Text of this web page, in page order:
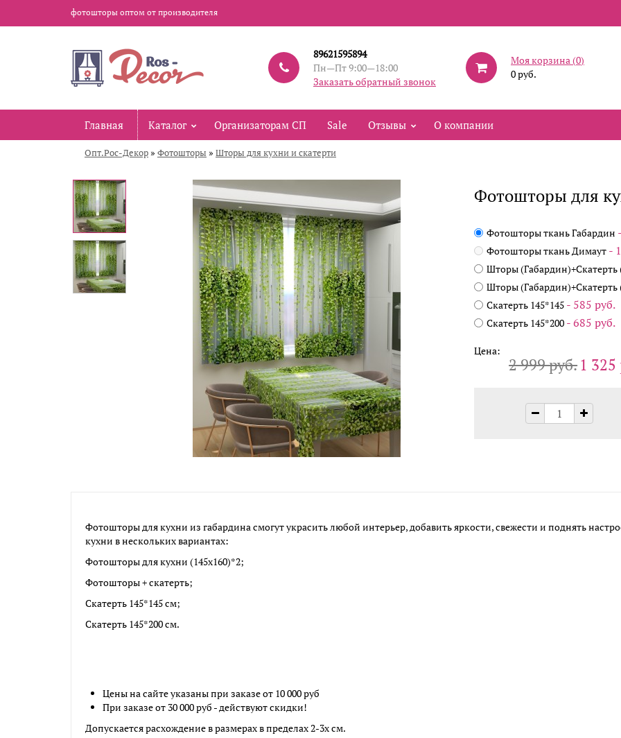
фотошторы оптом от производителя
89621595894
Пн—Пт 9:00—18:00
Заказать обратный звонок
Моя корзина (0)
0 руб.
Главная Каталог Организаторам СП Sale Отзывы О компании
Опт.Рос-Декор » Фотошторы » Шторы для кухни и скатерти
Фотошторы для
Фотошторы ткань Габардин
Фотошторы ткань Димаут -
Шторы (Габардин)+Скатерть
Шторы (Габардин)+Скатерть
Скатерть 145*145 - 585 руб.
Скатерть 145*200 - 685 руб.
Цена:
2 999 руб.1 325
Фотошторы для кухни из габардина смогут украсить любой интерьер, добавить яркости, свежести и поднять
кухни в нескольких вариантах:
Фотошторы для кухни (145х160)*2;
Фотошторы + скатерть;
Скатерть 145*145 см;
Скатерть 145*200 см.
Цены на сайте указаны при заказе от 10 000 руб
При заказе от 30 000 руб - действуют скидки!
Допускается расхождение в размерах в пределах 2-3х см.